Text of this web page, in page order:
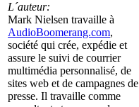
L´auteur:
Mark Nielsen travaille à
AudioBoomerang.com,
société qui crée, expédie et
assure le suivi de courrier
multimédia personnalisé, de
sites web et de campagnes de
presse. Il travaille comme